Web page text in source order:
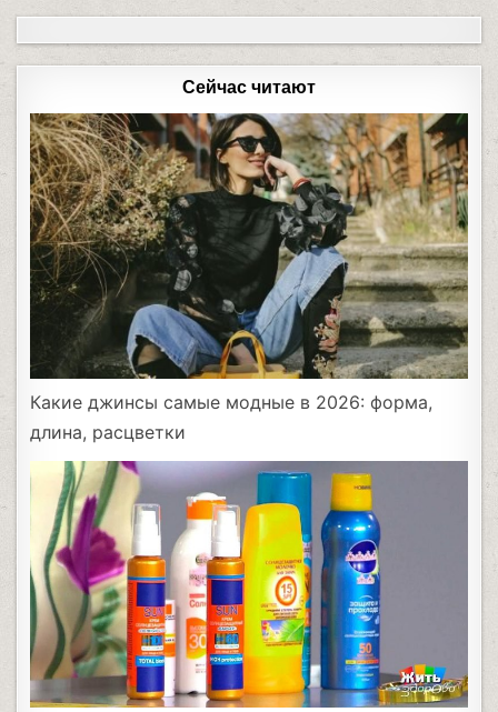
Сейчас читают
Какие джинсы самые модные в 2026: форма,
длина, расцветки